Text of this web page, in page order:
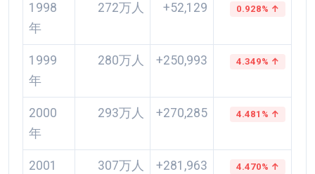
1998
年
272万人 +52,129 0.928% ↑
1999
年
280万人 +250,993 4.349% ↑
2000
年
293万人 +270,285 4.481% ↑
2001
307万人 +281,963 4.470% ↑